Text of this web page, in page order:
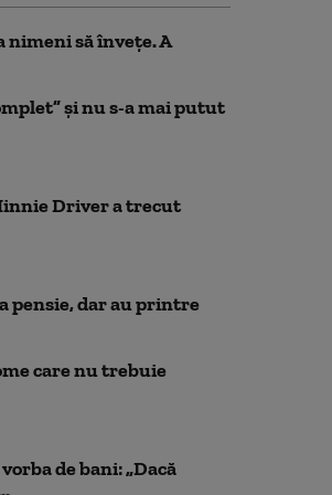
nimeni să înveţe. A
și nu s-a mai putut
Driver a trecut
pensie, dar au printre
care nu trebuie
de bani: „Dacă